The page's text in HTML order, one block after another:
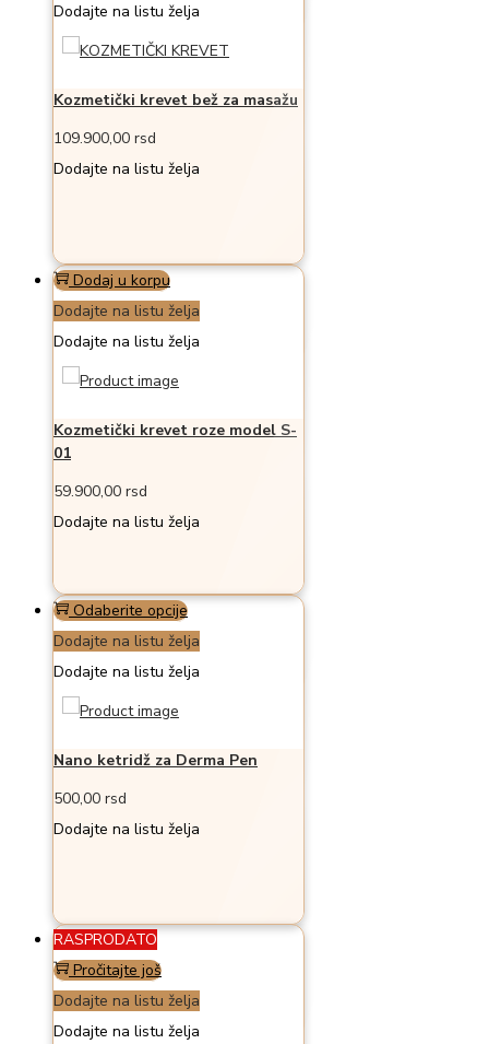
Dodajte na listu želja
Kozmetički krevet bež za masažu
109.900,00 rsd
Dodajte na listu želja
Dodaj u korpu
Dodajte na listu želja
Dodajte na listu želja
Kozmetički krevet roze model S-
01
59.900,00 rsd
Dodajte na listu želja
Odaberite opcijeOvaj
proizvod
ima
Opcije
biti
Dodajte na listu želja
Dodajte na listu želja
Nano ketridž za Derma Pen
500,00 rsd
Dodajte na listu želja
RASPRODATO
Pročitajte još
Dodajte na listu želja
Dodajte na listu želja